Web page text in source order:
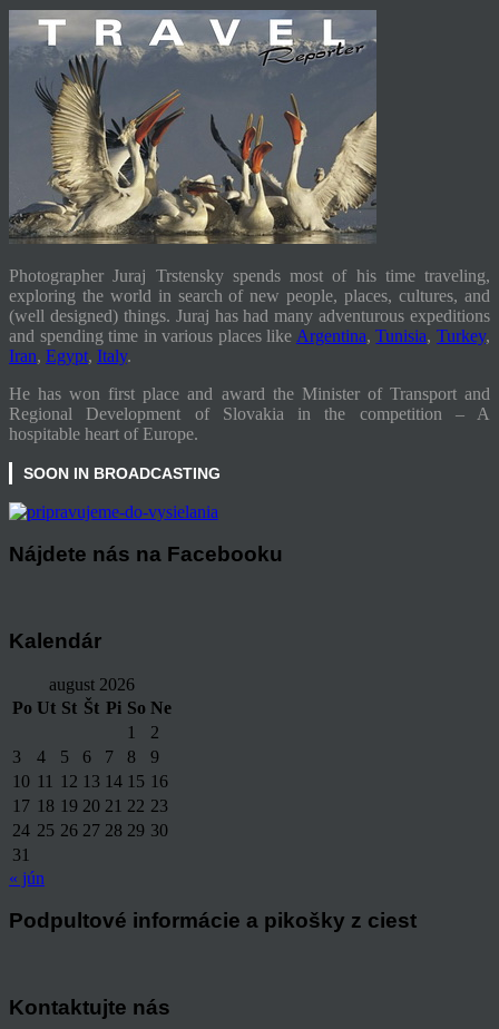
Photographer Juraj Trstensky spends most of his time traveling,
exploring the world in search of new people, places, cultures, and
(well designed) things. Juraj has had many adventurous expeditions
and spending time in various places like Argentina,Tunisia,Turkey,
Iran, Egypt, Italy.
He has won first place and award the Minister of Transport and
Regional Development of Slovakia in the competition – A
hospitable heart of Europe.
SOON IN BROADCASTING
Nájdete nás na Facebooku
Kalendár
august 2026
Po Ut St Št Pi So Ne
1
2
3
4 5 6 7 8
9
10 11 12 13 14 15 16
17 18 19 20 21 22 23
24 25 26 27 28 29 30
31
« jún
Podpultové informácie a pikošky z ciest
Kontaktujte nás